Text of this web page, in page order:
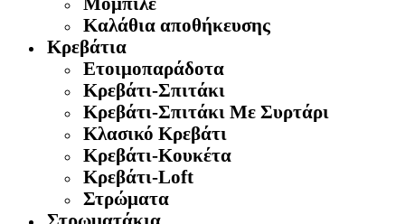
Καλάθια αποθήκευσης
Κρεβάτια
Ετοιμοπαράδοτα
Κρεβάτι-Σπιτάκι
Κρεβάτι-Σπιτάκι Με Συρτάρι
Κλασικό Κρεβάτι
Κρεβάτι-Κουκέτα
Κρεβάτι-Loft
Στρώματα